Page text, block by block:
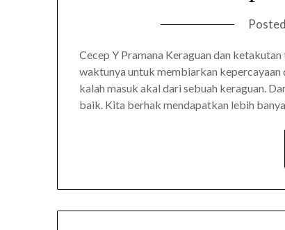
Cecep Y Pramana Keraguan dan
waktunya untuk membiarkan
kalah masuk akal dari sebuah keraguan.
baik. Kita berhak mendapatkan lebih